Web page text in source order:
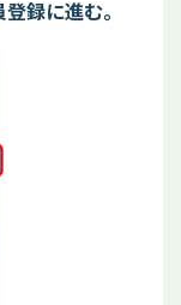
録に進む。